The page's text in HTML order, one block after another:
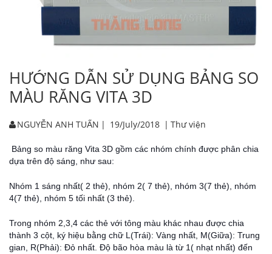
HƯỚNG DẪN SỬ DỤNG BẢNG SO
MÀU RĂNG VITA 3D
NGUYỄN ANH TUẤN | 19/July/2018 | Thư viện
Bảng so màu răng Vita 3D gồm các nhóm chính được phân chia
dựa trên độ sáng, như sau:
Nhóm 1 sáng nhất( 2 thẻ), nhóm 2( 7 thẻ), nhóm 3(7 thẻ), nhóm
4(7 thẻ), nhóm 5 tối nhất (3 thẻ).
Trong nhóm 2,3,4 các thẻ với tông màu khác nhau được chia
thành 3 cột, ký hiệu bằng chữ L(Trái): Vàng nhất, M(Giữa): Trung
gian, R(Phải): Đỏ nhất. Độ bão hòa màu là từ 1( nhạt nhất) đến